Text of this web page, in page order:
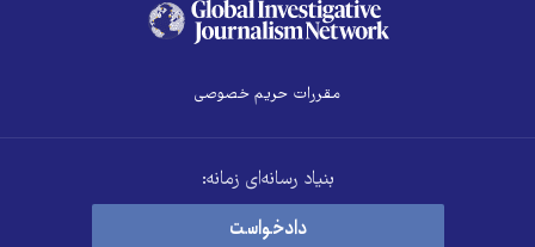
مقررات حریم خصوصی
بنیاد رسانه‌ای زمانه:
دادخواست